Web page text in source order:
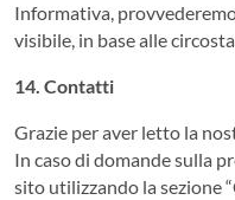
Informativa,
visibile, in base alle
14. Contatti
Grazie per aver letto la
In caso di domande sulla
sito utilizzando la sezione